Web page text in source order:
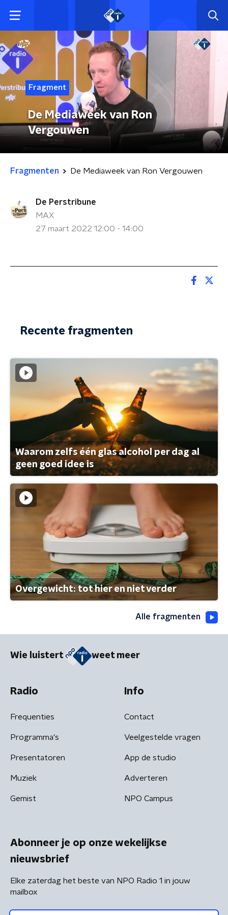
Fragment
De Mediaweek van Ron
Vergouwen
Fragmenten De Mediaweek van Ron Vergouwen
De Perstribune
MAX
27 maart 2022 12:00 - 14:00
Recente fragmenten
Waarom zelfs één glas alcohol per dag al
geen goed idee is
Overgewicht: tot hier en niet verder
Alle fragmenten
Wie luistert weet meer
Radio
Frequenties
Programma's
Presentatoren
Muziek
Gemist
Info
Contact
Veelgestelde vragen
App de studio
Adverteren
NPO Campus
Abonneer je op onze wekelijkse
nieuwsbrief
Elke zaterdag het beste van NPO Radio 1 in jouw
mailbox